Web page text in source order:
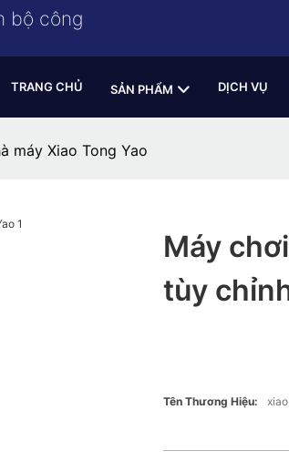
bộ công
TRANG CHỦ SẢN PHẨM DỊCH VỤ
máy Xiao Tong Yao
Máy
tùy
Tên Thương Hiệu: